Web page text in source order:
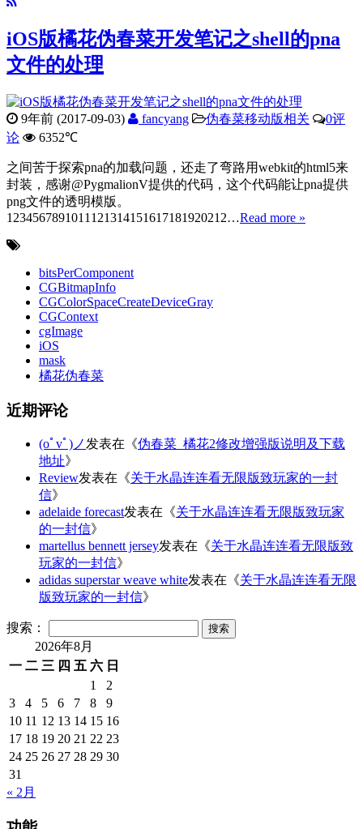
iOS版橘花伪春菜开发笔记之shell的pna
文件的处理
9年前 (2017-09-03) fancyang 伪春菜移动版相关
0评
论
6352℃
之间苦于探索pna的加载问题，还走了弯路用webkit的html5来
封装，感谢@PygmalionV提供的代码，这个代码能让pna提供
png文件的透明模版。
1234567891011121314151617181920212…Read more »
bitsPerComponent
CGBitmapInfo
CGColorSpaceCreateDeviceGray
CGContext
cgImage
iOS
mask
橘花伪春菜
近期评论
(oﾟvﾟ)ノ 发表在《伪春菜_橘花2修改增强版说明及下载
地址》
Review发表在《关于水晶连连看无限版致玩家的一封
信》
adelaide forecast发表在《关于水晶连连看无限版致玩家
的一封信》
martellus bennett jersey发表在《关于水晶连连看无限版致
玩家的一封信》
adidas superstar weave white发表在《关于水晶连连看无限
版致玩家的一封信》
搜索：
2026年8月
一 二 三 四 五 六 日
1
2
3
4 5 6 7 8
9
10 11 12 13 14 15 16
17 18 19 20 21 22 23
24 25 26 27 28 29 30
31
« 2月